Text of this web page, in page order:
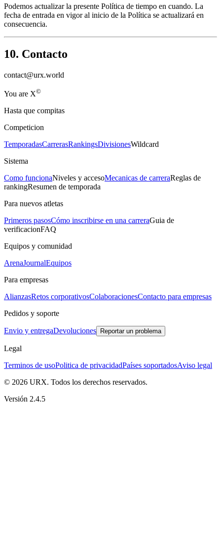
Podemos actualizar la presente Política de tiempo en cuando. La
fecha de entrada en vigor al inicio de la Política se actualizará en
consecuencia.
10. Contacto
contact@urx.world
You are X©
Hasta que compitas
Competicion
TemporadasCarrerasRankingsDivisionesWildcard
Sistema
Como funcionaNiveles y accesoMecanicas de carreraReglas de
rankingResumen de temporada
Para nuevos atletas
Primeros pasosCómo inscribirse en una carreraGuia de
verificacionFAQ
Equipos y comunidad
ArenaJournalEquipos
Para empresas
AlianzasRetos corporativosColaboracionesContacto para empresas
Pedidos y soporte
Envio y entregaDevoluciones Reportar un problema
Legal
Terminos de usoPolitica de privacidadPaíses soportadosAviso legal
© 2026 URX. Todos los derechos reservados.
Versión 2.4.5